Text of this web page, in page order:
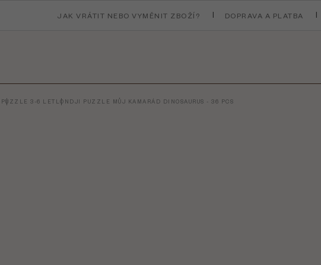
JAK VRÁTIT NEBO VYMĚNIT ZBOŽÍ? DOPRAVA A PLATBA
PUZZLE 3-6 LET LONDJI PUZZLE MŮJ KAMARÁD DINOSAURUS - 36 PCS